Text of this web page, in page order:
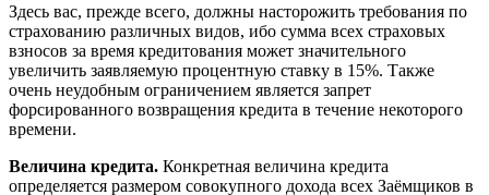
Здесь вас, прежде всего, должны насторожить требования по
страхованию различных видов, ибо сумма всех страховых
взносов за время кредитования может значительного
увеличить заявляемую процентную ставку в 15%. Также
очень неудобным ограничением является запрет
форсированного возвращения кредита в течение некоторого
времени.
Величина кредита. Конкретная величина кредита
определяется размером совокупного дохода всех Заёмщиков в